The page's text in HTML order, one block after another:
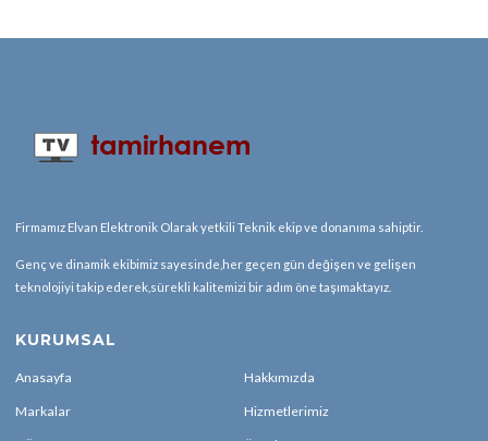
Firmamız Elvan Elektronik Olarak yetkili Teknik ekip ve donanıma sahiptir.
Genç ve dinamik ekibimiz sayesinde,her geçen gün değişen ve gelişen
teknolojiyi takip ederek,sürekli kalitemizi bir adım öne taşımaktayız.
KURUMSAL
Anasayfa Hakkımızda
Markalar Hizmetlerimiz